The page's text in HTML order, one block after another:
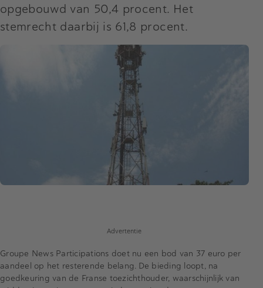
opgebouwd van 50,4 procent. Het
stemrecht daarbij is 61,8 procent.
Advertentie
Groupe News Participations doet nu een bod van 37 euro per
aandeel op het resterende belang. De bieding loopt, na
goedkeuring van de Franse toezichthouder, waarschijnlijk van